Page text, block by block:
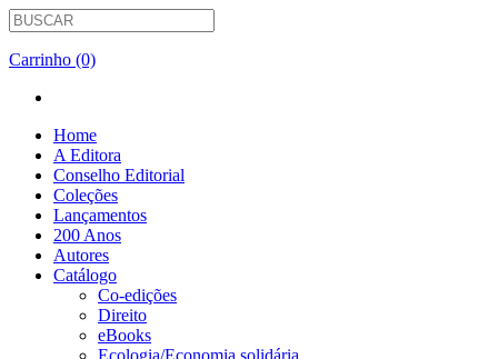
Carrinho (0)
Home
A Editora
Conselho Editorial
Coleções
Lançamentos
200 Anos
Autores
Catálogo
Co-edições
Direito
eBooks
Ecologia/Economia solidária